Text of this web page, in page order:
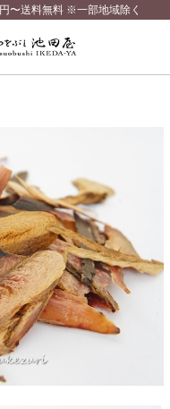
〜送料無料 ※一部地域除く